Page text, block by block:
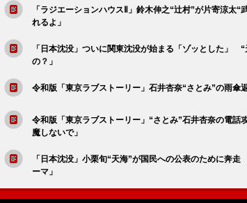
「ラジエーションハウスⅡ」鈴木伸之“辻村”が片寄涼
れるよ」
「日本沈没」ついに関東沈没が始まる「ゾッとした」
の？」
令和版「東京ラブストーリー」石井杏奈“さとみ”の雨
令和版「東京ラブストーリー」“さとみ”石井杏奈の電
魔しないで」
「日本沈没」小栗旬“天海”が国民への公表のために奔
ーマ」